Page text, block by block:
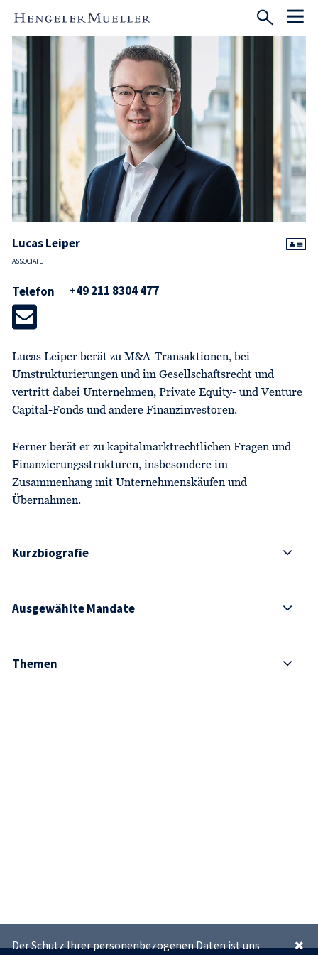
Lucas Leiper
ASSOCIATE
Telefon +49 211 8304 477
Lucas Leiper berät zu M&A-Transaktionen, bei
Umstrukturierungen und im Gesellschaftsrecht und
vertritt dabei Unternehmen, Private Equity- und Venture
Capital-Fonds und andere Finanzinvestoren.
Ferner berät er zu kapitalmarktrechtlichen Fragen und
Finanzierungsstrukturen, insbesondere im
Zusammenhang mit Unternehmenskäufen und
Übernahmen.
Kurzbiografie
Ausgewählte Mandate
Themen
Der Schutz Ihrer personenbezogenen Daten ist uns